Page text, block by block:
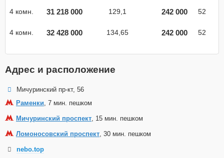
4 комн. 31 218 000 129,1 242 000 52
4 комн. 32 428 000 134,65 242 000 52
Адрес и расположение
Мичуринский пр-кт, 56
Раменки, 7 мин. пешком
Мичуринский проспект, 15 мин. пешком
Ломоносовский проспект, 30 мин. пешком
nebo.top